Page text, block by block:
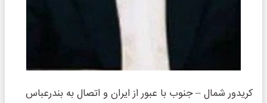
کریدور شمال – جنوب با عبور از ایران و اتصال به بندرعباس